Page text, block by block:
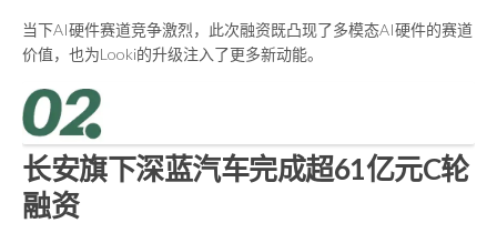
当下AI硬件赛道竞争激烈，此次融资既凸现了多模态AI硬件的赛道
价值，也为Looki的升级注入了更多新动能。
长安旗下深蓝汽车完成超61亿元C轮
融资